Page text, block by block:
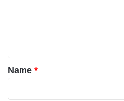
a
r
*
Name *